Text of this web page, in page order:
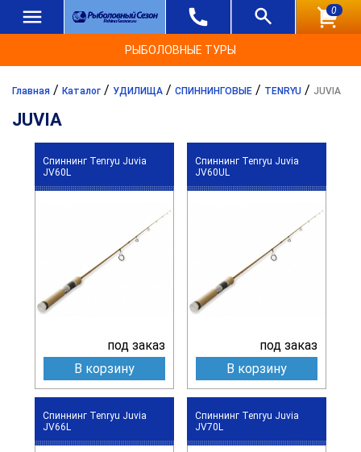
0
РЫБОЛОВНЫЕ ТУРЫ
Главная / Каталог / УДИЛИЩА / СПИННИНГОВЫЕ / TENRYU / JUVIA
JUVIA
Спиннинг Tenryu Juvia
JV60L
под заказ
В корзину
Спиннинг Tenryu Juvia
JV60UL
под заказ
В корзину
Спиннинг Tenryu Juvia
JV66L
Спиннинг Tenryu Juvia
JV70L